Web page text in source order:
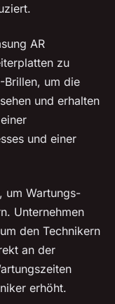
AR
zu
Brillen, um die
und erhalten
und einer
um Wartungs-
Unternehmen
den Technikern
an der
erhöht.